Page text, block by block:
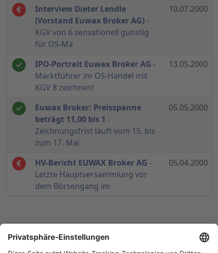
Interview Dieter Lendle
(Vorstand Euwax Broker AG) -
KGV von 6 sensationell günstig
für OS-Ma
10.07.2000
IPO-Portrait Euwax Broker AG -
Marktführer im OS-Handel mit
KGV 8 zeichnen!
13.05.2000
Euwax Broker: Preisspanne
beträgt 11,00 bis 1 -
Zeichnungsfrist läuft vom 15. bis
zum 17. Mai
05.05.2000
HV-Bericht EUWAX Broker AG -
Letzte Hauptversammlung vor
dem Börsengang im
05.04.2000
© 1998-2026by GSC Research GmbH